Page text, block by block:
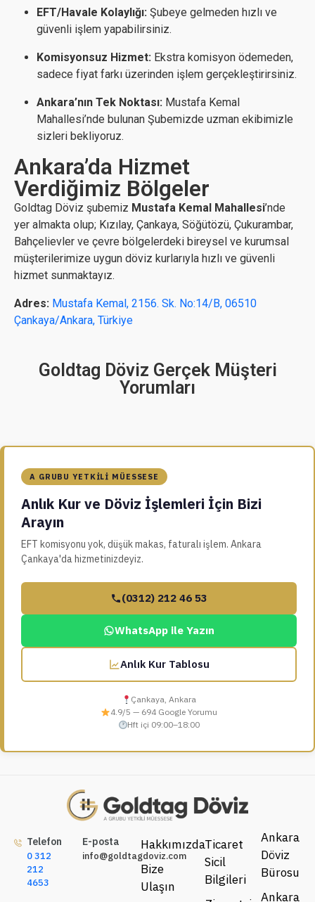
EFT/Havale Kolaylığı: Şubeye gelmeden hızlı ve
güvenli işlem yapabilirsiniz.
Komisyonsuz Hizmet: Ekstra komisyon ödemeden,
sadece fiyat farkı üzerinden işlem gerçekleştirirsiniz.
Ankara’nın Tek Noktası: Mustafa Kemal
Mahallesi’nde bulunan Şubemizde uzman ekibimizle
sizleri bekliyoruz.
Ankara’da Hizmet
Verdiğimiz Bölgeler
Goldtag Döviz şubemiz Mustafa Kemal Mahallesi’nde
yer almakta olup; Kızılay, Çankaya, Söğütözü, Çukurambar,
Bahçelievler ve çevre bölgelerdeki bireysel ve kurumsal
müşterilerimize uygun döviz kurlarıyla hızlı ve güvenli
hizmet sunmaktayız.
Adres: Mustafa Kemal, 2156. Sk. No:14/B, 06510
Çankaya/Ankara, Türkiye
Goldtag Döviz Gerçek Müşteri
Yorumları
A GRUBU YETKILI MÜESSESE
Anlık Kur ve Döviz İşlemleri İçin Bizi
Arayın
EFT komisyonu yok, düşük makas, faturalı işlem. Ankara
Çankaya'da hizmetinizdeyiz.
(0312) 212 46 53
WhatsApp ile Yazın
Anlık Kur Tablosu
Çankaya, Ankara
4.9/5 — 694 Google Yorumu
Hft içi 09:00–18:00
Telefon
0 312
212
4653
E-posta
info@goldtagdoviz.com
Hakkımızda
Bize
Ulaşın
Ticaret
Sicil
Bilgileri
Ankara
Döviz
Bürosu
Ankara